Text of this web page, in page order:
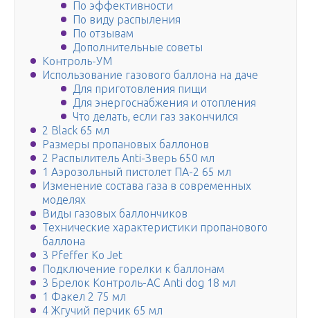
По эффективности
По виду распыления
По отзывам
Дополнительные советы
Контроль-УМ
Использование газового баллона на даче
Для приготовления пищи
Для энергоснабжения и отопления
Что делать, если газ закончился
2 Black 65 мл
Размеры пропановых баллонов
2 Распылитель Anti-Зверь 650 мл
1 Аэрозольный пистолет ПА-2 65 мл
Изменение состава газа в современных
моделях
Виды газовых баллончиков
Технические характеристики пропанового
баллона
3 Pfeffer Ko Jet
Подключение горелки к баллонам
3 Брелок Контроль-АС Anti dog 18 мл
1 Факел 2 75 мл
4 Жгучий перчик 65 мл